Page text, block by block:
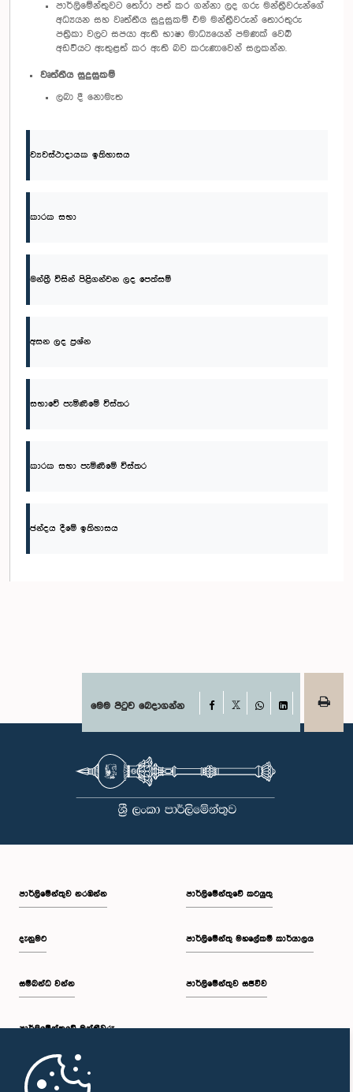
පාර්ලිමේන්තුවට තෝරා පත් කර ගන්නා ලද ගරු මන්ත්‍රීවරුන්ගේ
අධ්‍යයන සහ වෘත්තීය සුදුසුකම් එම මන්ත්‍රීවරුන් තොරතුරු
පත්‍රිකා වලට සපයා ඇති භාෂා මාධ්‍යයෙන් පමණක් වෙබ්
අඩවියට ඇතුළත් කර ඇති බව කරුණාවෙන් සලකන්න.
වෘත්තීය සුදුසුකම්
ලබා දී නොමැත
ව්‍යවස්ථාදායක ඉතිහාසය
කාරක සභා
මන්ත්‍රී විසින් පිළිගන්වන ලද පෙත්සම්
අසන ලද ප්‍රශ්න
සභාවේ පැමිණීමේ විස්තර
කාරක සභා පැමිණීමේ විස්තර
ඡන්දය දීමේ ඉතිහාසය
මෙම පිටුව බෙදාගන්න Facebook
පාර්ලි‌මේන්තුව නරඹන්න
දැනුමට
සම්බන්ධ වන්න
පාර්ලි‌මේන්තුවේ මන්ත්‍රීවරු
මුල් පිටුව
පාර්ලිමේන්තුවේ කටයුතු
පාර්ලිමේන්තු මහලේකම් කාර්යාලය
පාර්ලිමේන්තුව සජීවීව